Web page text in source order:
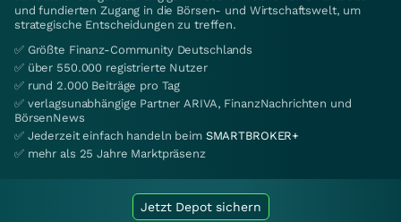
und fundierten Zugang in die Börsen- und Wirtschaftswelt, um
strategische Entscheidungen zu treffen.
✅ Größte Finanz-Community Deutschlands
✅ über 550.000 registrierte Nutzer
✅ rund 2.000 Beiträge pro Tag
✅ verlagsunabhängige Partner ARIVA, FinanzNachrichten und
BörsenNews
✅ Jederzeit einfach handeln beim SMARTBROKER+
✅ mehr als 25 Jahre Marktpräsenz
Jetzt Depot sichern